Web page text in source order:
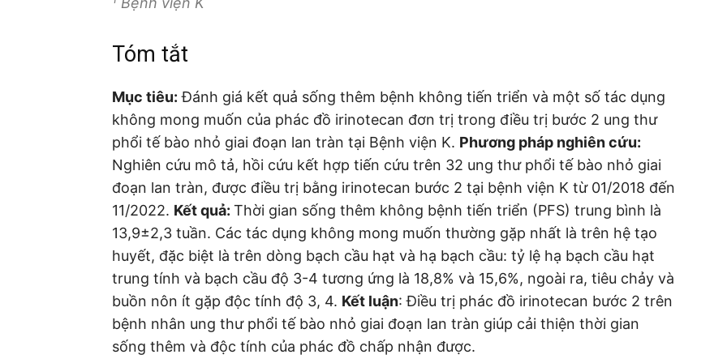
Tóm tắt
Mục tiêu: Đánh giá kết quả sống thêm bệnh không tiến triển và một số tác dụng
không mong muốn của phác đồ irinotecan đơn trị trong điều trị bước 2 ung thư
phổi tế bào nhỏ giai đoạn lan tràn tại Bệnh viện K. Phương pháp nghiên cứu:
Nghiên cứu mô tả, hồi cứu kết hợp tiến cứu trên 32 ung thư phổi tế bào nhỏ giai
đoạn lan tràn, được điều trị bằng irinotecan bước 2 tại bệnh viện K từ 01/2018 đến
11/2022. Kết quả: Thời gian sống thêm không bệnh tiến triển (PFS) trung bình là
13,9±2,3 tuần. Các tác dụng không mong muốn thường gặp nhất là trên hệ tạo
huyết, đặc biệt là trên dòng bạch cầu hạt và hạ bạch cầu: tỷ lệ hạ bạch cầu hạt
trung tính và bạch cầu độ 3-4 tương ứng là 18,8% và 15,6%, ngoài ra, tiêu chảy và
buồn nôn ít gặp độc tính độ 3, 4. Kết luận: Điều trị phác đồ irinotecan bước 2 trên
bệnh nhân ung thư phổi tế bào nhỏ giai đoạn lan tràn giúp cải thiện thời gian
sống thêm và độc tính của phác đồ chấp nhận được.